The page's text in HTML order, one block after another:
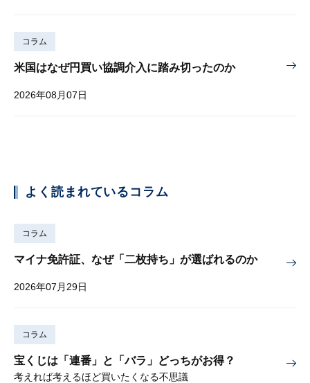
コラム
米国はなぜ円買い協調介入に踏み切ったのか
2026年08月07日
よく読まれているコラム
コラム
マイナ免許証、なぜ「二枚持ち」が選ばれるのか
2026年07月29日
コラム
宝くじは「連番」と「バラ」どっちがお得？
考えれば考えるほど買いたくなる不思議